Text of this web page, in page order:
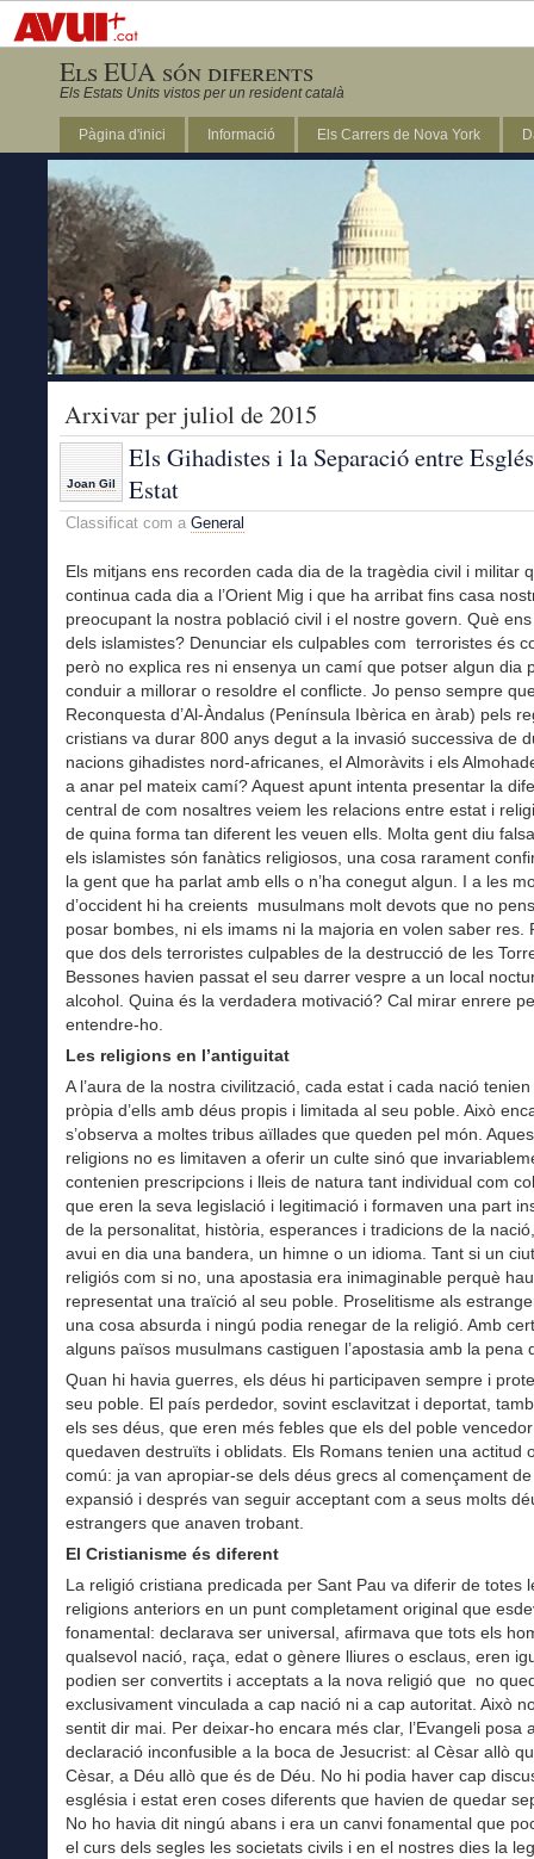
Els EUA són diferents
Els Estats Units vistos per un resident català
Pàgina d'inici Informació Els Carrers de Nova York
Arxivar per juliol de 2015
Joan Gil
Els Gihadistes i la Separació entre
Estat
Classificat com a General
Els mitjans ens recorden cada dia de la tragèdia civil i militar
continua cada dia a l’Orient Mig i que ha arribat fins casa
preocupant la nostra població civil i el nostre govern. Què
dels islamistes? Denunciar els culpables com terroristes és
però no explica res ni ensenya un camí que potser algun dia
conduir a millorar o resoldre el conflicte. Jo penso sempre
Reconquesta d’Al-Àndalus (Península Ibèrica en àrab) pels
cristians va durar 800 anys degut a la invasió successiva de
nacions gihadistes nord-africanes, el Almoràvits i els
a anar pel mateix camí? Aquest apunt intenta presentar la
central de com nosaltres veiem les relacions entre estat i
de quina forma tan diferent les veuen ells. Molta gent diu
els islamistes són fanàtics religiosos, una cosa rarament
la gent que ha parlat amb ells o n’ha conegut algun. I a les
d’occident hi ha creients musulmans molt devots que no
posar bombes, ni els imams ni la majoria en volen saber res.
que dos dels terroristes culpables de la destrucció de les
Bessones havien passat el seu darrer vespre a un local
alcohol. Quina és la verdadera motivació? Cal mirar enrere
entendre-ho.
Les religions en l’antiguitat
A l’aura de la nostra civilització, cada estat i cada nació
pròpia d’ells amb déus propis i limitada al seu poble. Això
s’observa a moltes tribus aïllades que queden pel món.
religions no es limitaven a oferir un culte sinó que
contenien prescripcions i lleis de natura tant individual com
que eren la seva legislació i legitimació i formaven una part
de la personalitat, història, esperances i tradicions de la
avui en dia una bandera, un himne o un idioma. Tant si un
religiós com si no, una apostasia era inimaginable perquè
representat una traïció al seu poble. Proselitisme als
una cosa absurda i ningú podia renegar de la religió. Amb
alguns països musulmans castiguen l’apostasia amb la pena
Quan hi havia guerres, els déus hi participaven sempre i
seu poble. El país perdedor, sovint esclavitzat i deportat,
els ses déus, que eren més febles que els del poble
quedaven destruïts i oblidats. Els Romans tenien una actitud
comú: ja van apropiar-se dels déus grecs al començament
expansió i després van seguir acceptant com a seus molts
estrangers que anaven trobant.
El Cristianisme és diferent
La religió cristiana predicada per Sant Pau va diferir de totes
religions anteriors en un punt completament original que
fonamental: declarava ser universal, afirmava que tots els
qualsevol nació, raça, edat o gènere lliures o esclaus, eren
podien ser convertits i acceptats a la nova religió que no
exclusivament vinculada a cap nació ni a cap autoritat. Això
sentit dir mai. Per deixar-ho encara més clar, l’Evangeli posa
declaració inconfusible a la boca de Jesucrist: al Cèsar allò
Cèsar, a Déu allò que és de Déu. No hi podia haver cap
església i estat eren coses diferents que havien de quedar
No ho havia dit ningú abans i era un canvi fonamental que
el curs dels segles les societats civils i en el nostres dies la